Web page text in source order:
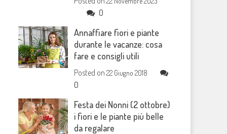
0
Annaffiare fiori e piante
durante le vacanze: cosa
fare e consigli utili
Posted on22 Giugno 2018
0
Festa dei Nonni (2 ottobre)
i fiori e le piante più belle
da regalare